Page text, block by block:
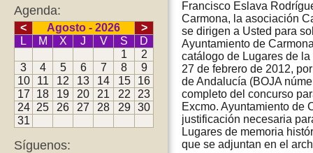
Agenda:
< Agosto - 2026
>
L
M X J V S
D
1
2
3
4 5 6 7 8
9
10
11 12 13 14 15
16
17
18 19 20 21 22
23
24
25 26 27 28 29
30
31
Síguenos:
Francisco Eslava
Carmona, la asociación
se dirigen a Usted para
Ayuntamiento de
catálogo de Lugares de
27 de febrero de 2012,
de Andalucía (BOJA
completo del concurso
Excmo. Ayuntamiento de
justificación necesaria
Lugares de memoria
que se adjuntan en el